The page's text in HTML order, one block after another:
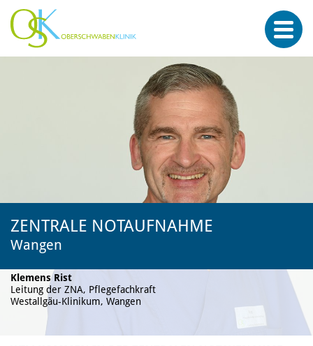
ZENTRALE NOTAUFNAHME
Wangen
Klemens Rist
Leitung der ZNA, Pflegefachkraft
Westallgäu-Klinikum, Wangen